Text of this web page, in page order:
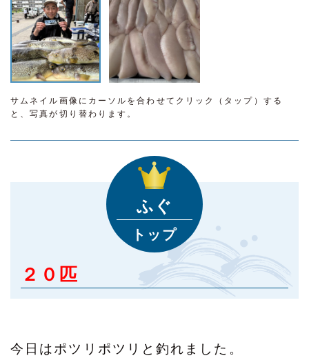
サムネイル画像にカーソルを合わせてクリック（タップ）する
と、写真が切り替わります。
ふぐ
トップ
２０匹
今日はポツリポツリと釣れました。